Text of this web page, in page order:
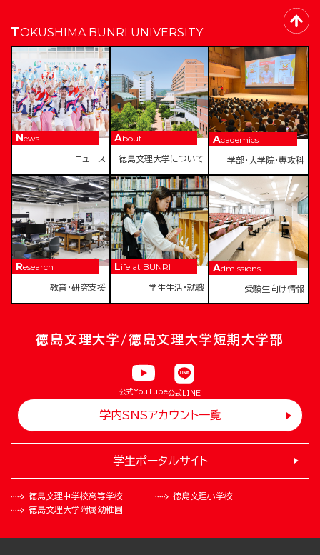
TOKUSHIMA BUNRI UNIVERSITY
News
ニュース
About
徳島文理大学について
Academics
学部・大学院・専攻科
Research
教育・研究支援
Life at BUNRI
学生生活・就職
Admissions
受験生向け情報
徳島文理大学/徳島文理大学短期大学部
公式YouTube公式LINE
学内SNSアカウント一覧
徳島文理中学校高等学校
徳島文理小学校
徳島文理大学附属幼稚園
学生ポータルサイト